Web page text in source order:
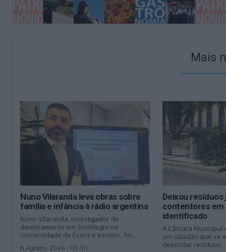
Mais
Nuno Vilaranda leva obras sobre
família e infância à rádio argentina
Nuno Vilaranda, investigador de
doutoramento em Sociologia na
Universidade de Évora e escritor, foi...
8 Agosto, 2026 - 09:30
Deixou resíduos
contentores em
identificado
A Câmara
um cidadão que se
depositar resíduos...